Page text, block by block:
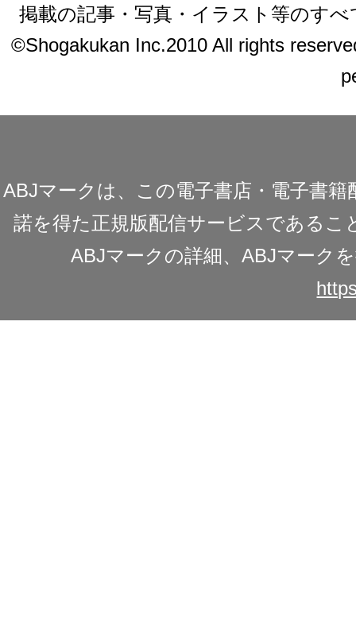
掲載の記事・写真・イラスト等のす
©Shogakukan Inc.2010 All rights
ABJマークは、この電子書店・電子書
諾を得た正規版配信サービスであるこ
ABJマークの詳細、ABJマーク